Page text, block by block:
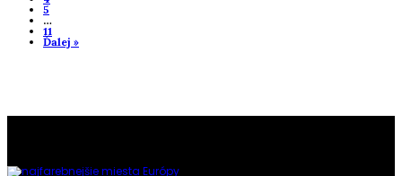
5
…
11
Ďalej »